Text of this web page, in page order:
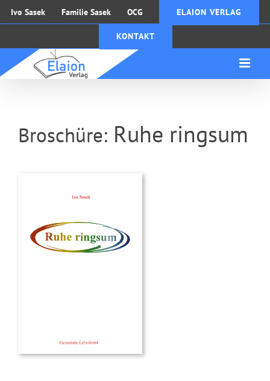
Zum
Inhalt
Ivo Sasek Familie Sasek OCG ELAION VERLAG
KONTAKT
Broschüre: Ruhe ringsum